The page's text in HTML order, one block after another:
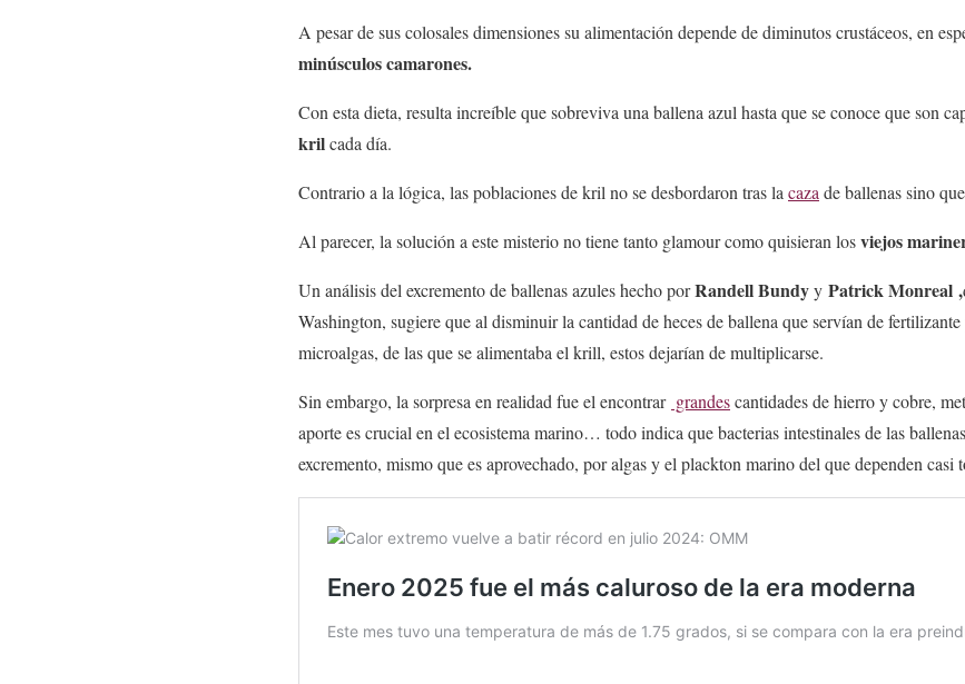
A pesar de sus colosales dimensiones su alimentación depende de diminutos crustáceos, en
minúsculos camarones.
Con esta dieta, resulta increíble que sobreviva una ballena azul hasta que se conoce que son
krilcada día.
Contrario a la lógica, las poblaciones de kril no se desbordaron tras la caza de ballenas sino
Al parecer, la solución a este misterio no tiene tanto glamour como quisieran losviejos
Un análisis del excremento de ballenas azules hecho porRandell Bundyy Patrick Monreal ,
Washington, sugiere que al disminuir la cantidad de heces de ballena que servían de
microalgas, de las que se alimentaba el krill, estos dejarían de multiplicarse.
Sin embargo, la sorpresa en realidad fue el encontrar grandescantidades de hierro y cobre,
aporte es crucial en el ecosistema marino… todo indica que bacterias intestinales de las
excremento, mismo que es aprovechado, por algas y el plackton marino del que dependen casi